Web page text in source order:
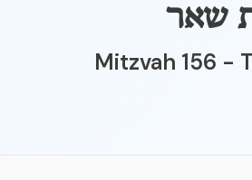
שאר
Mitzvah 156 -